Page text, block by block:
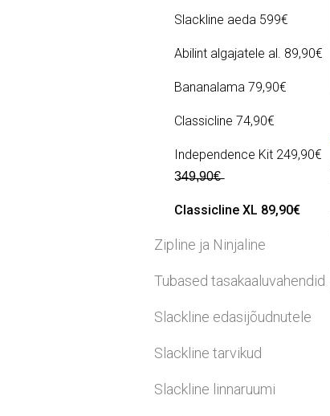
Slackline aeda 599€
Abilint algajatele al. 89,90€
Bananalama 79,90€
Classicline 74,90€
Independence Kit 249,90€
3̶4̶9̶,̶9̶0̶€̶
Classicline XL 89,90€
Zipline ja Ninjaline
Tubased tasakaaluvahendid
Slackline edasijõudnutele
Slackline tarvikud
Slackline linnaruumi